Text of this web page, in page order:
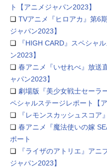
ト【アニメジャパン2023】
❏ TVアニメ『ヒロアカ』第6
ジャパン2023】
❏
『HIGH CARD』スペシャ
ン2023】
❏ 春アニメ『いせれべ』放送
ャパン2023】
❏ 劇場版『美少女戦士セーラ
ペシャルステージレポート【
❏
『レモンスカッシュスコ
❏ 春アニメ『魔法使いの嫁
ポート
❏
『ライザのアトリエ』アニ
ジャパン2023】